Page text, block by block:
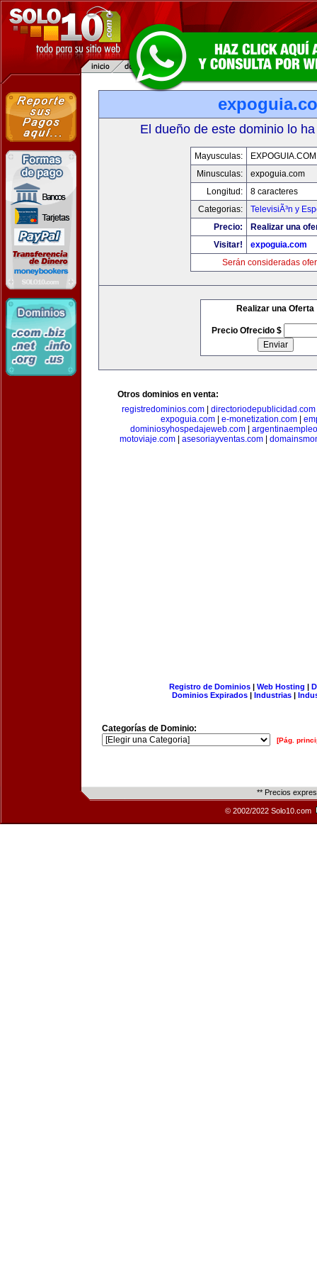
El dueño de este dominio lo
Mayusculas:
EXPOGUIA.COM
Minusculas:
expoguia.com
Longitud:
8 caracteres
Categorias:
TelevisiÃ³n y
Precio:
Realizar una
Visitar!
expoguia.com
Serán consideradas
Realizar una Oferta
Precio Ofrecido $
Otros dominios en venta:
registredominios.com| directoriodepublicidad.com
expoguia.com| e-monetization.com|
dominiosyhospedajeweb.com
motoviaje.com
asesoriayventas.com
Registro de Dominios| Web Hosting |
Dominios Expirados | Industrias |
Categorías de Dominio:
[Pág.
** Precios
© 2002/2022 Solo10.com